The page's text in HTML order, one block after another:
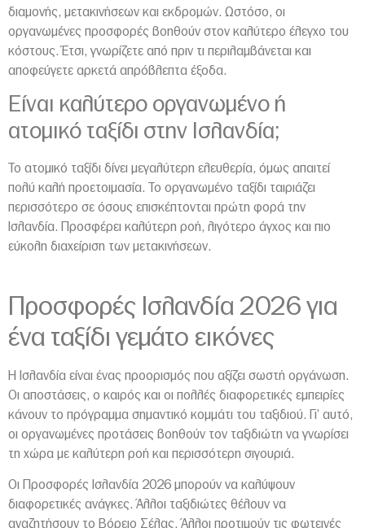
διαμονής, μετακινήσεων και εκδρομών. Ωστόσο, οι
οργανωμένες προσφορές βοηθούν στον καλύτερο έλεγχο του
κόστους. Έτσι, γνωρίζετε από πριν τι περιλαμβάνεται και
αποφεύγετε αρκετά απρόβλεπτα έξοδα.
Είναι καλύτερο οργανωμένο ή
ατομικό ταξίδι στην Ισλανδία;
Το ατομικό ταξίδι δίνει μεγαλύτερη ελευθερία, όμως απαιτεί
πολύ καλή προετοιμασία. Το οργανωμένο ταξίδι ταιριάζει
περισσότερο σε όσους επισκέπτονται πρώτη φορά την
Ισλανδία. Προσφέρει καλύτερη ροή, λιγότερο άγχος και πιο
εύκολη διαχείριση των μετακινήσεων.
Προσφορές Ισλανδία 2026 για
ένα ταξίδι γεμάτο εικόνες
Η Ισλανδία είναι ένας προορισμός που αξίζει σωστή οργάνωση.
Οι αποστάσεις, ο καιρός και οι πολλές διαφορετικές εμπειρίες
κάνουν το πρόγραμμα σημαντικό κομμάτι του ταξιδιού. Γι’ αυτό,
οι οργανωμένες προτάσεις βοηθούν τον ταξιδιώτη να γνωρίσει
τη χώρα με καλύτερη ροή και περισσότερη σιγουριά.
Οι Προσφορές Ισλανδία 2026 μπορούν να καλύψουν
διαφορετικές ανάγκες. Άλλοι ταξιδιώτες θέλουν να
αναζητήσουν το Βόρειο Σέλας. Άλλοι προτιμούν τις φωτεινές